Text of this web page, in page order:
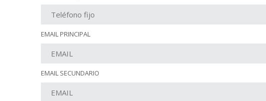
EMAIL PRINCIPAL
EMAIL SECUNDARIO